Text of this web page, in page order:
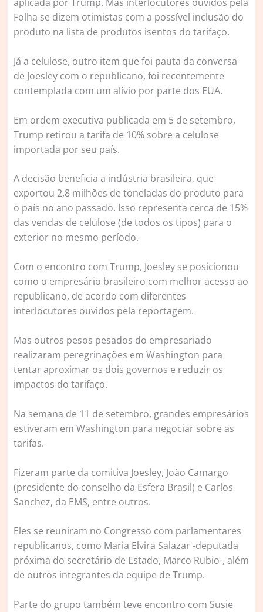
Folha se dizem otimistas com a possível inclusão do
produto na lista de produtos isentos do tarifaço.
Já a celulose, outro item que foi pauta da conversa
de Joesley com o republicano, foi recentemente
contemplada com um alívio por parte dos EUA.
Em ordem executiva publicada em 5 de setembro,
Trump retirou a tarifa de 10% sobre a celulose
importada por seu país.
A decisão beneficia a indústria brasileira, que
exportou 2,8 milhões de toneladas do produto para
o país no ano passado. Isso representa cerca de 15%
das vendas de celulose (de todos os tipos) para o
exterior no mesmo período.
Com o encontro com Trump, Joesley se posicionou
como o empresário brasileiro com melhor acesso ao
republicano, de acordo com diferentes
interlocutores ouvidos pela reportagem.
Mas outros pesos pesados do empresariado
realizaram peregrinações em Washington para
tentar aproximar os dois governos e reduzir os
impactos do tarifaço.
Na semana de 11 de setembro, grandes empresários
estiveram em Washington para negociar sobre as
tarifas.
Fizeram parte da comitiva Joesley, João Camargo
(presidente do conselho da Esfera Brasil) e Carlos
Sanchez, da EMS, entre outros.
Eles se reuniram no Congresso com parlamentares
republicanos, como Maria Elvira Salazar -deputada
próxima do secretário de Estado, Marco Rubio-, além
de outros integrantes da equipe de Trump.
Parte do grupo também teve encontro com Susie